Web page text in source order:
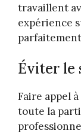
travaillent
expérience
Éviter le
Faire appel
toute la